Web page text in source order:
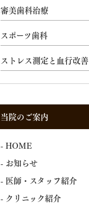
審美歯科治療
スポーツ歯科
ストレス測定と血行改善
当院のご案内
HOME
お知らせ
医師・スタッフ紹介
クリニック紹介